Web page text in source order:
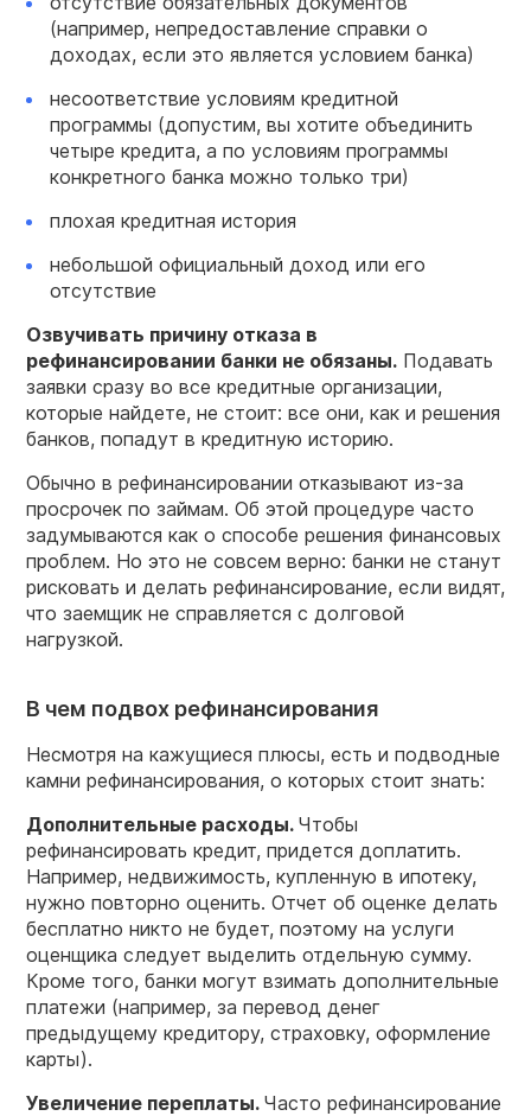
(например, непредоставление справки о
доходах, если это является условием банка)
несоответствие условиям кредитной
программы (допустим, вы хотите объединить
четыре кредита, а по условиям программы
конкретного банка можно только три)
плохая кредитная история
небольшой официальный доход или его
отсутствие
Озвучивать причину отказа в
рефинансировании банки не обязаны. Подавать
заявки сразу во все кредитные организации,
которые найдете, не стоит: все они, как и решения
банков, попадут в кредитную историю.
Обычно в рефинансировании отказывают из-за
просрочек по займам. Об этой процедуре часто
задумываются как о способе решения финансовых
проблем. Но это не совсем верно: банки не станут
рисковать и делать рефинансирование, если видят,
что заемщик не справляется с долговой
нагрузкой.
В чем подвох рефинансирования
Несмотря на кажущиеся плюсы, есть и подводные
камни рефинансирования, о которых стоит знать:
Дополнительные расходы. Чтобы
рефинансировать кредит, придется доплатить.
Например, недвижимость, купленную в ипотеку,
нужно повторно оценить. Отчет об оценке делать
бесплатно никто не будет, поэтому на услуги
оценщика следует выделить отдельную сумму.
Кроме того, банки могут взимать дополнительные
платежи (например, за перевод денег
предыдущему кредитору, страховку, оформление
карты).
Увеличение переплаты. Часто рефинансирование